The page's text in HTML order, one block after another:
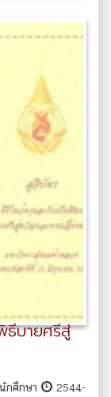
ธีบายศรีสู่
กศึกษา
2544-